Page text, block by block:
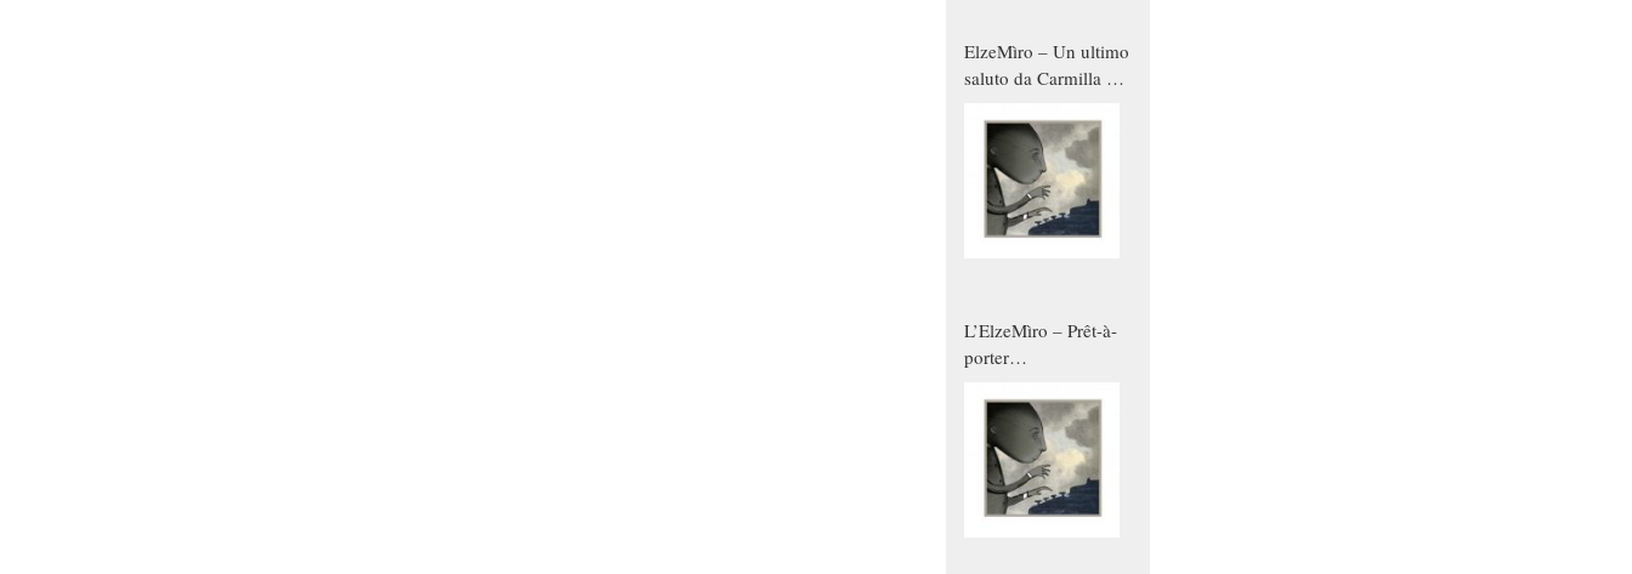
ElzeMìro – Un ultimo
saluto da Carmilla a
qualche modo sono
donne
L’ElzeMìro – Prêt-à-
porter